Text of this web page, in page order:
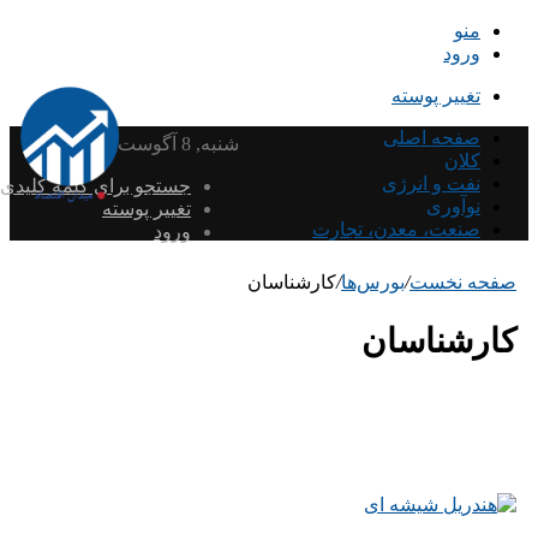
منو
ورود
تغییر پوسته
صفحه اصلی
کلان
نفت و انرژی
نوآوری
صنعت، معدن، تجارت
شنبه, 8 آگوست 2026
جستجو برای کلمه کلیدی
تغییر پوسته
ورود
صفحه نخست/بورس‌ها/کارشناسان
کارشناسان